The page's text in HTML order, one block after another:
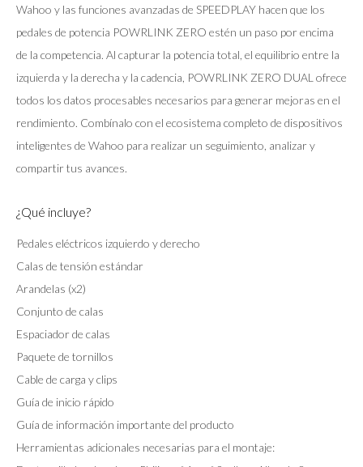
Wahoo y las funciones avanzadas de SPEEDPLAY hacen que los
pedales de potencia POWRLINK ZERO estén un paso por encima
de la competencia. Al capturar la potencia total, el equilibrio entre la
izquierda y la derecha y la cadencia, POWRLINK ZERO DUAL ofrece
todos los datos procesables necesarios para generar mejoras en el
rendimiento. Combínalo con el ecosistema completo de dispositivos
inteligentes de Wahoo para realizar un seguimiento, analizar y
compartir tus avances.
¿Qué incluye?
Pedales eléctricos izquierdo y derecho
Calas de tensión estándar
Arandelas (x2)
Conjunto de calas
Espaciador de calas
Paquete de tornillos
Cable de carga y clips
Guía de inicio rápido
Guía de información importante del producto
Herramientas adicionales necesarias para el montaje: